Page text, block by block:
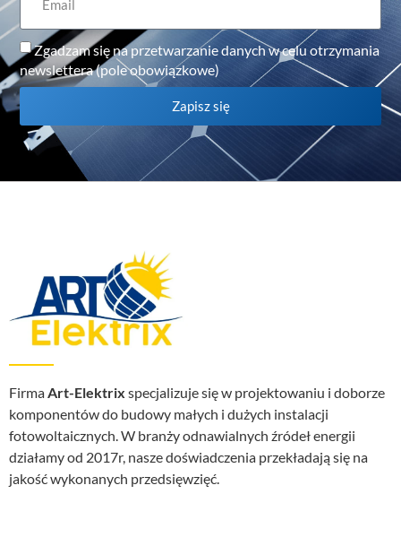
Zgadzam się na przetwarzanie danych w celu otrzymania
newslettera (pole obowiązkowe)
Zapisz się
FirmaArt-Elektrix specjalizuje się w projektowaniu i doborze
komponentów do budowy małych i dużych instalacji
fotowoltaicznych. W branży odnawialnych źródeł energii
działamy od 2017r, nasze doświadczenia przekładają się na
jakość wykonanych przedsięwzięć.